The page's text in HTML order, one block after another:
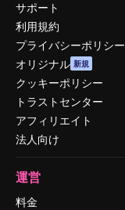
サポート
利用規約
プライバシーポリシー
オリジナル 新規
クッキーポリシー
トラストセンター
アフィリエイト
法人向け
運営
料金